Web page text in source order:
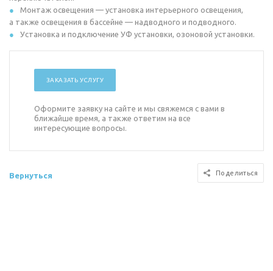
Монтаж освещения — установка интерьерного освещения,
а также освещения в бассейне — надводного и подводного.
Установка и подключение УФ установки, озоновой установки.
ЗАКАЗАТЬ УСЛУГУ
Оформите заявку на сайте и мы свяжемся с вами в
ближайше время, а также ответим на все
интересующие вопросы.
Вернуться Поделиться